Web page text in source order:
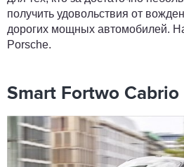
получить удовольствия от
дорогих мощных автомобилей.
Porsche.
Smart Fortwo Cabrio